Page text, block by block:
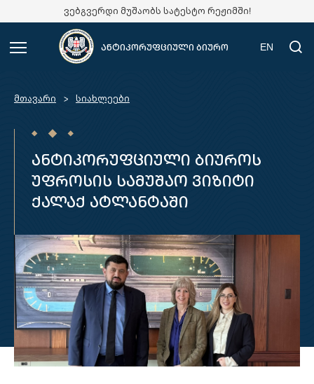
ვებგვერდი მუშაობს სატესტო რეჟიმში!
ანტიკორუფციული ბიურო EN
მთავარი სიახლეები
ანტიკორუფციული ბიუროს
უფროსის სამუშაო ვიზიტი
ქალაქ ატლანტაში